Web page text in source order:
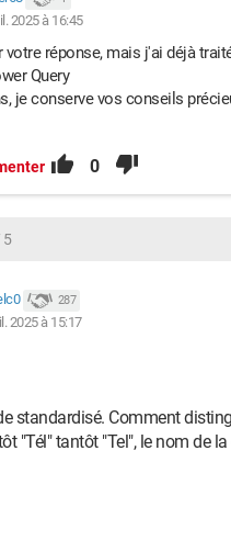
2025 à 16:45
votre réponse, mais j'ai déjà
Query
je conserve vos conseils
0
5
287
2025 à 15:17
standardisé. Comment
"Tél" tantôt "Tel", le nom de